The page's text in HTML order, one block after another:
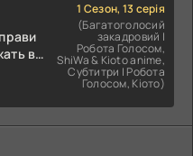
від
1 Сезон, 13 серія
(Багатоголосий
закадровий |
Робота Голосом,
ShiWa & Kioto anime,
Субтитри | Робота
Голосом, Кіото)